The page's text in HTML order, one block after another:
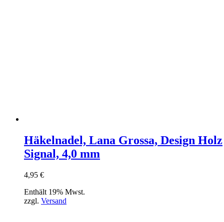
Häkelnadel, Lana Grossa, Design Holz
Signal, 4,0 mm
4,95 €
Enthält 19% Mwst.
zzgl. Versand